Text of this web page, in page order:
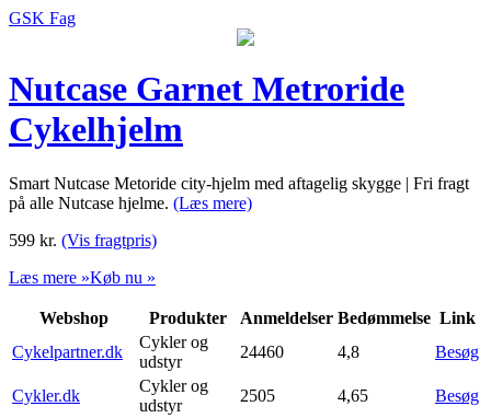
GSK Fag
Nutcase Garnet Metroride
Cykelhjelm
Smart Nutcase Metoride city-hjelm med aftagelig skygge | Fri fragt
på alle Nutcase hjelme. (Læs mere)
599 kr. (Vis fragtpris)
Læs mere »Køb nu »
Webshop Produkter Anmeldelser Bedømmelse Link
Cykelpartner.dk
Cykler og
udstyr
24460 4,8 Besøg
Cykler.dk
Cykler og
udstyr
2505 4,65 Besøg